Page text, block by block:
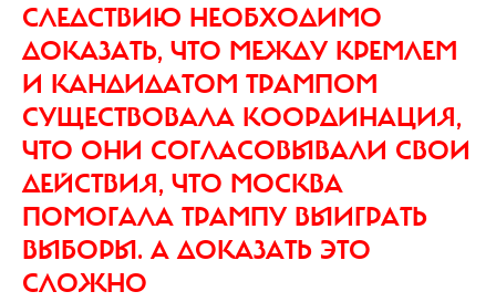
СЛЕДСТВИЮ НЕОБХОДИМО
ДОКАЗАТЬ, ЧТО МЕЖДУ КРЕМЛЕМ
И КАНДИДАТОМ ТРАМПОМ
СУЩЕСТВОВАЛА КООРДИНАЦИЯ,
ЧТО ОНИ СОГЛАСОВЫВАЛИ СВОИ
ДЕЙСТВИЯ, ЧТО МОСКВА
ПОМОГАЛА ТРАМПУ ВЫИГРАТЬ
ВЫБОРЫ. А ДОКАЗАТЬ ЭТО
СЛОЖНО